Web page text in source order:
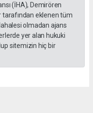
(İHA), Demirören
tarafından eklenen tüm
olmadan ajans
yer alan hukuki
sitemizin hiç bir